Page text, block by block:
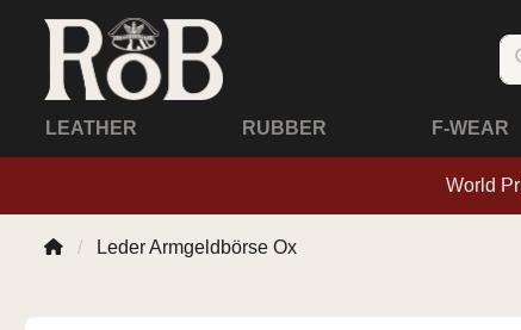
LEATHER RUBBER F-WEAR
World
Leder Armgeldbörse Ox